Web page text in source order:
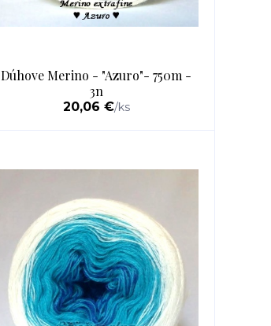
Dúhove Merino - "Azuro"- 750m -
3n
20,06 €/ks